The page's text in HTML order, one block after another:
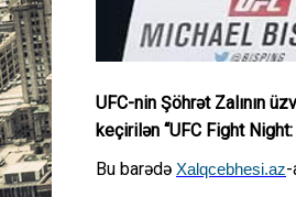
UFC-nin Şöhrət Zalının
keçirilən “UFC Fight
Bu barədə Xalqcebhesi.az-